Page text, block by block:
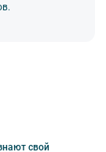
свой